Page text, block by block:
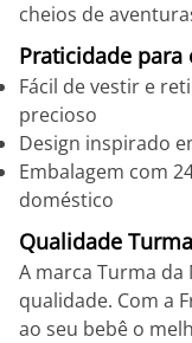
cheios de
Praticidade para
Fácil de vestir e
precioso
Design inspirado
Embalagem com
doméstico
Qualidade
A marca Turma
qualidade. Com a
ao seu bebê o